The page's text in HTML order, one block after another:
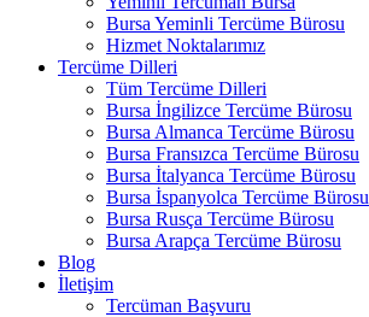
Bursa Yeminli Tercüme Bürosu
Hizmet Noktalarımız
Tercüme Dilleri
Tüm Tercüme Dilleri
Bursa İngilizce Tercüme Bürosu
Bursa Almanca Tercüme Bürosu
Bursa Fransızca Tercüme Bürosu
Bursa İtalyanca Tercüme Bürosu
Bursa İspanyolca Tercüme Bürosu
Bursa Rusça Tercüme Bürosu
Bursa Arapça Tercüme Bürosu
Blog
İletişim
Tercüman Başvuru